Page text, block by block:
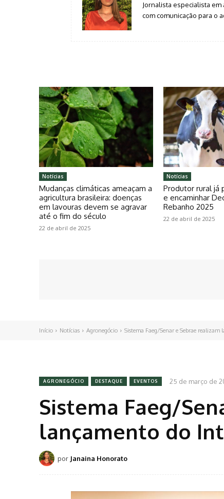
Jornalista especialista
com comunicação para o
Notícias
Mudanças climáticas ameaçam a
agricultura brasileira: doenças
em lavouras devem se agravar
até o fim do século
22 de abril de 2025
Notícias
Produtor rural já
e encaminhar
Rebanho 2025
22 de abril de 2025